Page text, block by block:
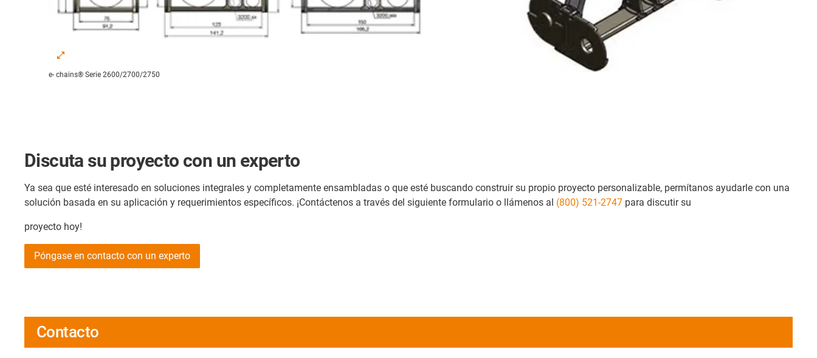
e- chains® Serie 2600/2700/2750
Discuta su proyecto con un experto
Ya sea que esté interesado en soluciones integrales y completamente ensambladas o que esté buscando construir su propio proyecto personalizable, permítanos ayudarle con una
solución basada en su aplicación y requerimientos específicos. ¡Contáctenos a través del siguiente formulario o llámenos al (800) 521-2747 para discutir su
proyecto hoy!
Póngase en contacto con un experto
Contacto